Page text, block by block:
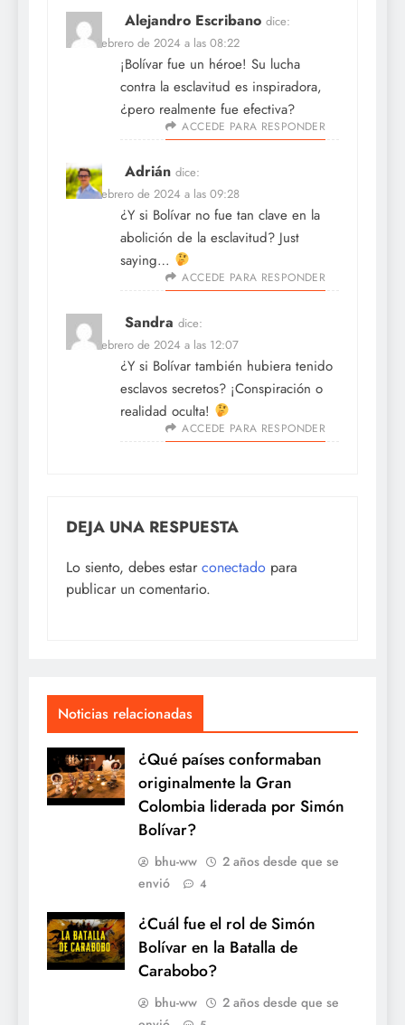
Alejandro Escribano dice:
18 de febrero de 2024 a las 08:22
¡Bolívar fue un héroe! Su lucha
contra la esclavitud es inspiradora,
¿pero realmente fue efectiva?
ACCEDE PARA RESPONDER
Adrián dice:
18 de febrero de 2024 a las 09:28
¿Y si Bolívar no fue tan clave en la
abolición de la esclavitud? Just
saying…
ACCEDE PARA RESPONDER
Sandra dice:
18 de febrero de 2024 a las 12:07
¿Y si Bolívar también hubiera tenido
esclavos secretos? ¡Conspiración o
realidad oculta!
ACCEDE PARA RESPONDER
DEJA UNA RESPUESTA
Lo siento, debes estar conectado para
publicar un comentario.
Noticias relacionadas
¿Qué países conformaban
originalmente la Gran
Colombia liderada por Simón
Bolívar?
bhu-ww
2 años desde que se
envió
4
¿Cuál fue el rol de Simón
Bolívar en la Batalla de
Carabobo?
bhu-ww
2 años desde que se